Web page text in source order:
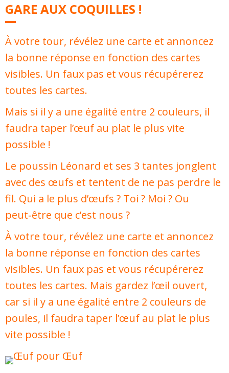
GARE AUX COQUILLES !
À votre tour, révélez une carte et annoncez
la bonne réponse en fonction des cartes
visibles. Un faux pas et vous récupérerez
toutes les cartes.
Mais si il y a une égalité entre 2 couleurs, il
faudra taper l’œuf au plat le plus vite
possible !
Le poussin Léonard et ses 3 tantes jonglent
avec des œufs et tentent de ne pas perdre le
fil. Qui a le plus d’œufs ? Toi ? Moi ? Ou
peut‑être que c’est nous ?
À votre tour, révélez une carte et annoncez
la bonne réponse en fonction des cartes
visibles. Un faux pas et vous récupérerez
toutes les cartes. Mais gardez l’œil ouvert,
car si il y a une égalité entre 2 couleurs de
poules, il faudra taper l’œuf au plat le plus
vite possible !